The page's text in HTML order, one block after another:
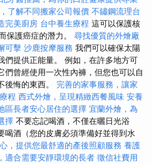
了解不同搬家公司報價 不鏽鋼流理台
完美廚房 台中養生療程 這可以保護核
保護癌症的潛力。 尋找優質的外燴廠
可擊 沙鹿按摩服務 我們可以確保太陽
們提供正能量。 例如，在許多地方可
們曾經使用一次性內褲，但您也可以自
後悔的東西。 完善的家事服務，讓家
程 西式外燴，呈現精緻西餐風味 安養
區長者安心居住的選擇 宜蘭外燴，為
擇 不要忘記喝酒，不僅在曬日光浴
喝酒（您的皮膚必須準備好並得到水
，提供您最舒適的產後照顧服務 養護
適合需要安靜環境的長者 徵信社費用